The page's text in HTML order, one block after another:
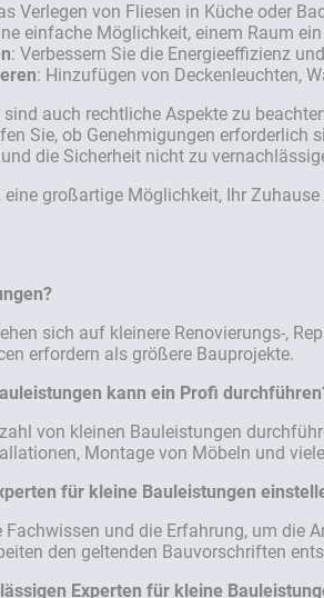
Verlegen von Fliesen in Küche oder
einfache Möglichkeit, einem Raum
: Verbessern Sie die Energieeffizienz
: Hinzufügen von Deckenleuchten,
auch rechtliche Aspekte zu
Sie, ob Genehmigungen erforderlich
die Sicherheit nicht zu
großartige Möglichkeit, Ihr
sich auf kleinere Renovierungs-,
erfordern als größere Bauprojekte.
kann ein Profi
von kleinen Bauleistungen
Montage von Möbeln und
für kleine Bauleistungen
Fachwissen und die Erfahrung, um die
den geltenden Bauvorschriften
Experten für kleine